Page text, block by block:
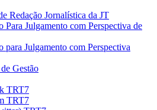
Redação Jornalística da JT
Para Julgamento com Perspectiva de
para Julgamento com Perspectiva
Gestão
TRT7
TRT7